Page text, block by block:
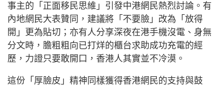
事主的「正面移民思維」引發中港網民熱烈討論。有
內地網民大表贊同，建議將「不要臉」改為「放得
開」更為貼切；亦有人分享深夜在港手機沒電、身無
分文時，膽粗粗向已打烊的櫃台求助成功充電的經
歷，力證只要敢開口，香港人其實並不冷漠。
這份「厚臉皮」精神同樣獲得香港網民的支持與鼓